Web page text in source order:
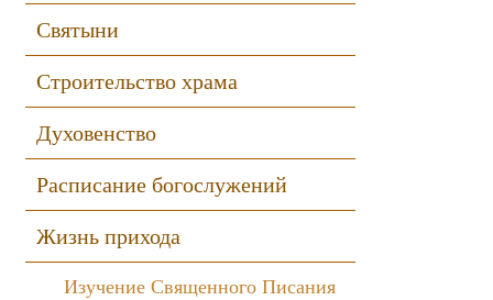
Святыни
Строительство храма
Духовенство
Расписание богослужений
Жизнь прихода
Изучение Священного Писания